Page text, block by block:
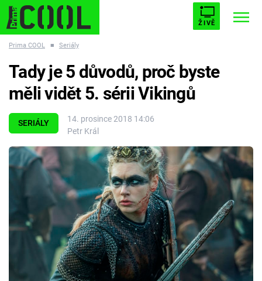
ŽIVĚ
ESCAPE PLNEJ KOTEL AVENGERS 5
Témata
Seriály
Cool Esport
Prima COOL ■ Seriály
SERIÁLY
14. prosince 2018 14:06
Petr Král
Tady je 5 důvodů, proč byste
měli vidět 5. sérii Vikingů